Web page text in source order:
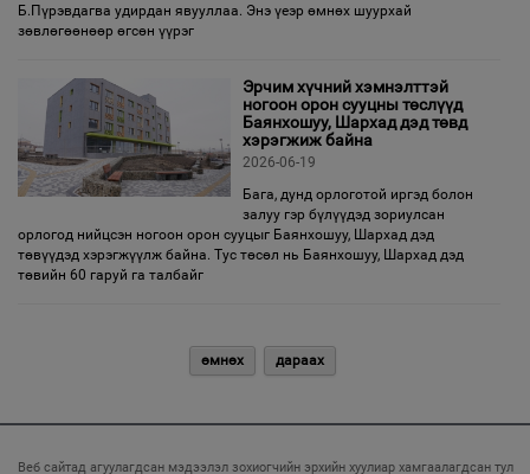
Б.Пүрэвдагва удирдан явууллаа. Энэ үеэр өмнөх шуурхай
зөвлөгөөнөөр өгсөн үүрэг
Эрчим хүчний хэмнэлттэй
ногоон орон сууцны төслүүд
Баянхошуу, Шархад дэд төвд
хэрэгжиж байна
2026-06-19
Бага, дунд орлоготой иргэд болон
залуу гэр бүлүүдэд зориулсан
орлогод нийцсэн ногоон орон сууцыг Баянхошуу, Шархад дэд
төвүүдэд хэрэгжүүлж байна. Тус төсөл нь Баянхошуу, Шархад дэд
төвийн 60 гаруй га талбайг
өмнөх дараах
Веб сайтад агуулагдсан мэдээлэл зохиогчийн эрхийн хуулиар хамгаалагдсан тул